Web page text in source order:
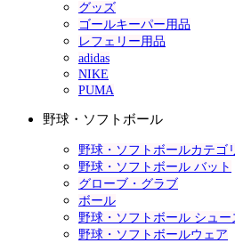
グッズ
ゴールキーパー用品
レフェリー用品
adidas
NIKE
PUMA
野球・ソフトボール
野球・ソフトボールカテゴ
野球・ソフトボール バット
グローブ・グラブ
ボール
野球・ソフトボール シュー
野球・ソフトボールウェア